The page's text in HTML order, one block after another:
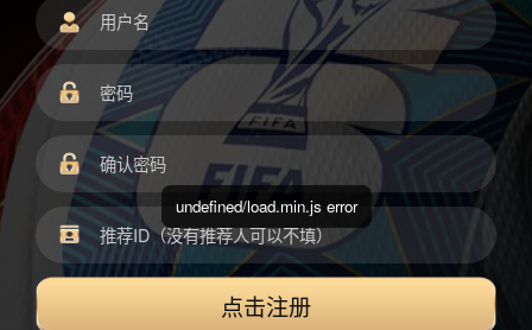
点击注册
undefined/load.min.js error